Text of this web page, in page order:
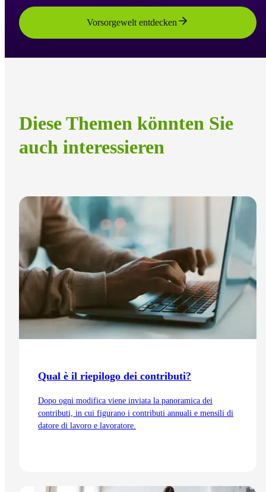
Vorsorgewelt entdecken
Diese Themen könnten Sie
auch interessieren
Qual è il riepilogo dei contributi?
Dopo ogni modifica viene inviata la panoramica dei
contributi, in cui figurano i contributi annuali e mensili di
datore di lavoro e lavoratore.
Vai all'articolo